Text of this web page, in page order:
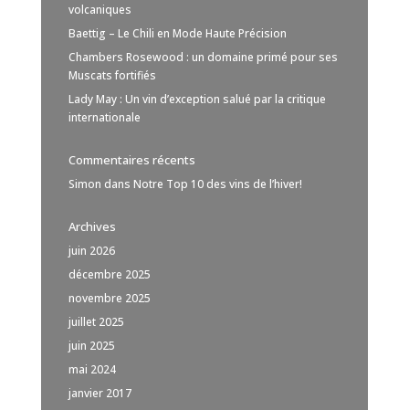
volcaniques
Baettig – Le Chili en Mode Haute Précision
Chambers Rosewood : un domaine primé pour ses
Muscats fortifiés
Lady May : Un vin d’exception salué par la critique
internationale
Commentaires récents
Simon dans Notre Top 10 des vins de l’hiver!
Archives
juin 2026
décembre 2025
novembre 2025
juillet 2025
juin 2025
mai 2024
janvier 2017